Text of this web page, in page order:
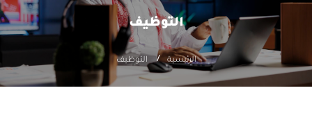
التوظيف
الرئيسية التوظيف